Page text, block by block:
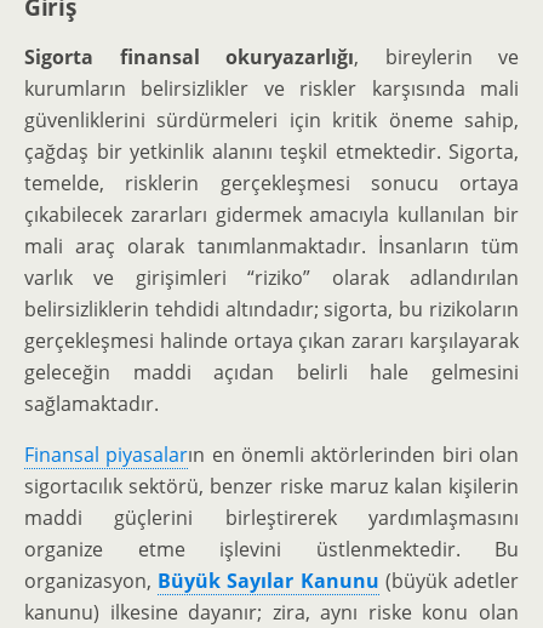
Giriş
Sigorta finansal okuryazarlığı, bireylerin ve
kurumların belirsizlikler ve riskler karşısında mali
güvenliklerini sürdürmeleri için kritik öneme sahip,
çağdaş bir yetkinlik alanını teşkil etmektedir. Sigorta,
temelde, risklerin gerçekleşmesi sonucu ortaya
çıkabilecek zararları gidermek amacıyla kullanılan bir
mali araç olarak tanımlanmaktadır. İnsanların tüm
varlık ve girişimleri “riziko” olarak adlandırılan
belirsizliklerin tehdidi altındadır; sigorta, bu rizikoların
gerçekleşmesi halinde ortaya çıkan zararı karşılayarak
geleceğin maddi açıdan belirli hale gelmesini
sağlamaktadır.
Finansal piyasaların en önemli aktörlerinden biri olan
sigortacılık sektörü, benzer riske maruz kalan kişilerin
maddi güçlerini birleştirerek yardımlaşmasını
organize etme işlevini üstlenmektedir. Bu
organizasyon, Büyük Sayılar Kanunu (büyük adetler
kanunu) ilkesine dayanır; zira, aynı riske konu olan